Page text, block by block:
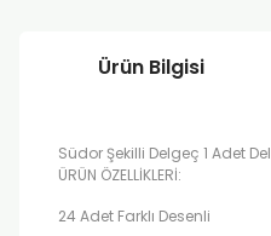
Ürün Bilgisi
Südor Şekilli Delgeç 1 Adet
ÜRÜN ÖZELLİKLERİ:
24 Adet Farklı Desenli